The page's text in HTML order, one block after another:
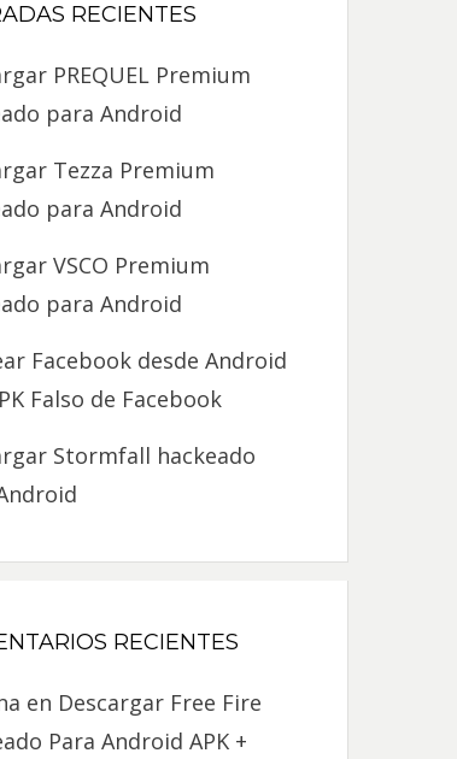
RECIENTES
PREQUEL Premium
para Android
Tezza Premium
para Android
VSCO Premium
para Android
Facebook desde Android
Falso de Facebook
Stormfall hackeado
RECIENTES
en Descargar Free Fire
Para Android APK +